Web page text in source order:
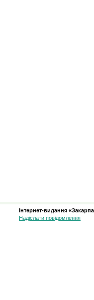
Інтернет-видання
Надіслати повідомлення